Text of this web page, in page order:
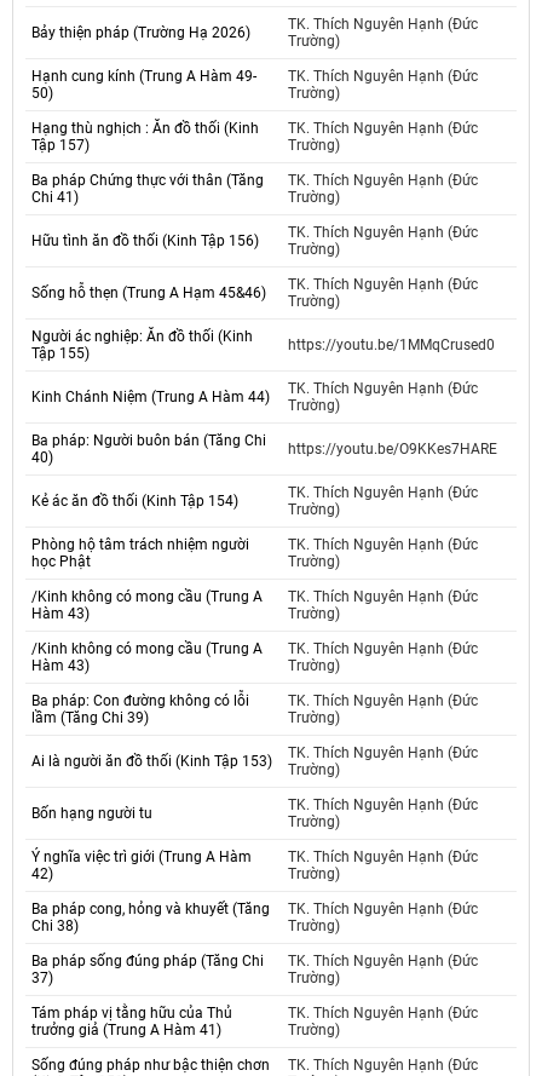
Bảy thiện pháp (Trường Hạ 2026)
TK. Thích Nguyên Hạnh (Đức
Trường)
Hạnh cung kính (Trung A Hàm 49-
50)
TK. Thích Nguyên Hạnh (Đức
Trường)
Hạng thù nghịch : Ăn đồ thối (Kinh
Tập 157)
TK. Thích Nguyên Hạnh (Đức
Trường)
Ba pháp Chứng thực với thân (Tăng
Chi 41)
TK. Thích Nguyên Hạnh (Đức
Trường)
Hữu tình ăn đồ thối (Kinh Tập 156)
TK. Thích Nguyên Hạnh (Đức
Trường)
Sống hỗ thẹn (Trung A Hạm 45&46)
TK. Thích Nguyên Hạnh (Đức
Trường)
Người ác nghiệp: Ăn đồ thối (Kinh
Tập 155)
https://youtu.be/1MMqCrused0
Kinh Chánh Niệm (Trung A Hàm 44)
TK. Thích Nguyên Hạnh (Đức
Trường)
Ba pháp: Người buôn bán (Tăng Chi
40)
https://youtu.be/O9KKes7HARE
Kẻ ác ăn đồ thối (Kinh Tập 154)
TK. Thích Nguyên Hạnh (Đức
Trường)
Phòng hộ tâm trách nhiệm người
học Phật
TK. Thích Nguyên Hạnh (Đức
Trường)
/Kinh không có mong cầu (Trung A
Hàm 43)
TK. Thích Nguyên Hạnh (Đức
Trường)
/Kinh không có mong cầu (Trung A
Hàm 43)
TK. Thích Nguyên Hạnh (Đức
Trường)
Ba pháp: Con đường không có lỗi
lầm (Tăng Chi 39)
TK. Thích Nguyên Hạnh (Đức
Trường)
Ai là người ăn đồ thối (Kinh Tập 153)
TK. Thích Nguyên Hạnh (Đức
Trường)
Bốn hạng người tu
TK. Thích Nguyên Hạnh (Đức
Trường)
Ý nghĩa việc trì giới (Trung A Hàm
42)
TK. Thích Nguyên Hạnh (Đức
Trường)
Ba pháp cong, hỏng và khuyết (Tăng
Chi 38)
TK. Thích Nguyên Hạnh (Đức
Trường)
Ba pháp sống đúng pháp (Tăng Chi
37)
TK. Thích Nguyên Hạnh (Đức
Trường)
Tám pháp vị tằng hữu của Thủ
trưởng giả (Trung A Hàm 41)
TK. Thích Nguyên Hạnh (Đức
Trường)
Sống đúng pháp như bậc thiện chơn
TK. Thích Nguyên Hạnh (Đức